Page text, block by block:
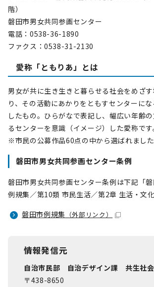
階）
磐田市男女共同参画センター
電話：0538-36-1890
ファクス：0538-31-2130
愛称「ともりあ」とは
男女が共に生き生きと暮らせる社会をめざ
り、その活動にあかりをともすセンターに
したもの。ひらがなで表記し、幅広い年齢
るセンターを意識（イメージ）した愛称です
※市民の公募作品60点の中から選ばれました
磐田市男女共同参画センター条例
磐田市男女共同参画センター条例は下記「
例規集／第10類 市民生活／第2章 生活・文
磐田市例規集 （外部リンク）
情報発信元
自治市民部 自治デザイン課 共生社会
〒438-8650